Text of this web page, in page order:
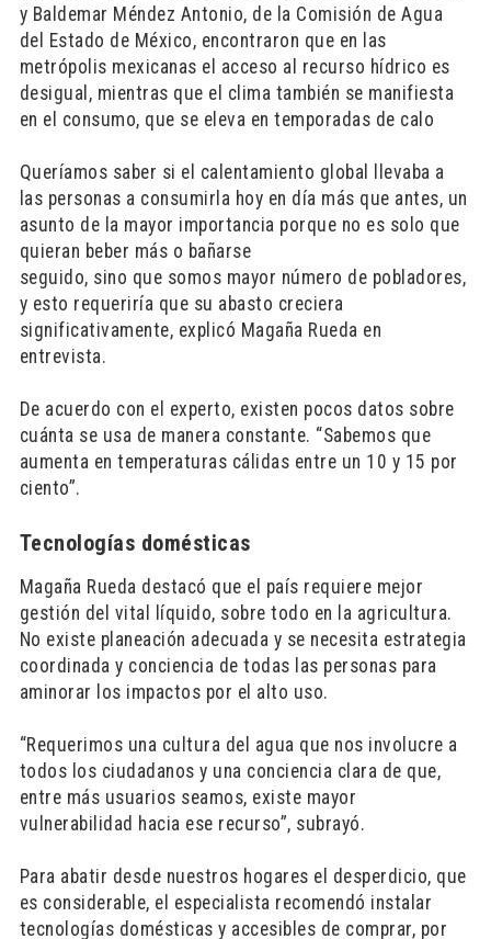
y Baldemar Méndez Antonio, de la Comisión de Agua
del Estado de México, encontraron que en las
metrópolis mexicanas el acceso al recurso hídrico es
desigual, mientras que el clima también se manifiesta
en el consumo, que se eleva en temporadas de calo
Queríamos saber si el calentamiento global llevaba a
las personas a consumirla hoy en día más que antes, un
asunto de la mayor importancia porque no es solo que
quieran beber más o bañarse
seguido, sino que somos mayor número de pobladores,
y esto requeriría que su abasto creciera
significativamente, explicó Magaña Rueda en
entrevista.
De acuerdo con el experto, existen pocos datos sobre
cuánta se usa de manera constante. “Sabemos que
aumenta en temperaturas cálidas entre un 10 y 15 por
ciento”.
Tecnologías domésticas
Magaña Rueda destacó que el país requiere mejor
gestión del vital líquido, sobre todo en la agricultura.
No existe planeación adecuada y se necesita estrategia
coordinada y conciencia de todas las personas para
aminorar los impactos por el alto uso.
“Requerimos una cultura del agua que nos involucre a
todos los ciudadanos y una conciencia clara de que,
entre más usuarios seamos, existe mayor
vulnerabilidad hacia ese recurso”, subrayó.
Para abatir desde nuestros hogares el desperdicio, que
es considerable, el especialista recomendó instalar
tecnologías domésticas y accesibles de comprar, por